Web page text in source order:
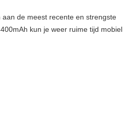
de meest recente en strengste
kun je weer ruime tijd mobiel